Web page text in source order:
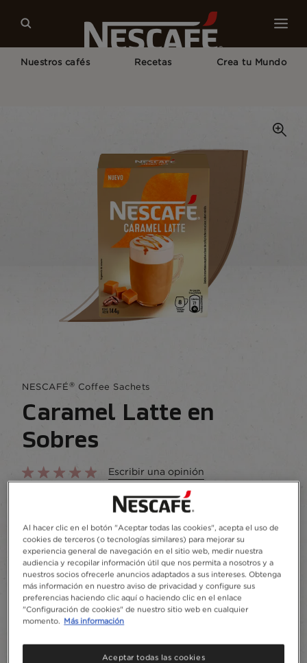
Nuestros cafés Recetas Crea tu Mundo
NESCAFÉ® Coffee Sachets
Caramel Latte en
Sobres
Escribir una opinión
Un delicioso latte espumoso con un toque de
caramelo que puedes preparar en pocos
segundos.
Añadir a favoritos
Sobres 8
Reciclaje
Al hacer clic en el botón "Aceptar todas las cookies", acepta el uso de
cookies de terceros (o tecnologías similares) para mejorar su
experiencia general de navegación en el sitio web, medir nuestra
audiencia y recopilar información útil que nos permita a nosotros y a
nuestros socios ofrecerle anuncios adaptados a sus intereses. Obtenga
más información en nuestro aviso de privacidad y configure sus
preferencias haciendo clic aquí o haciendo clic en el enlace
"Configuración de cookies" de nuestro sitio web en cualquier
momento. Más información
Aceptar todas las cookies